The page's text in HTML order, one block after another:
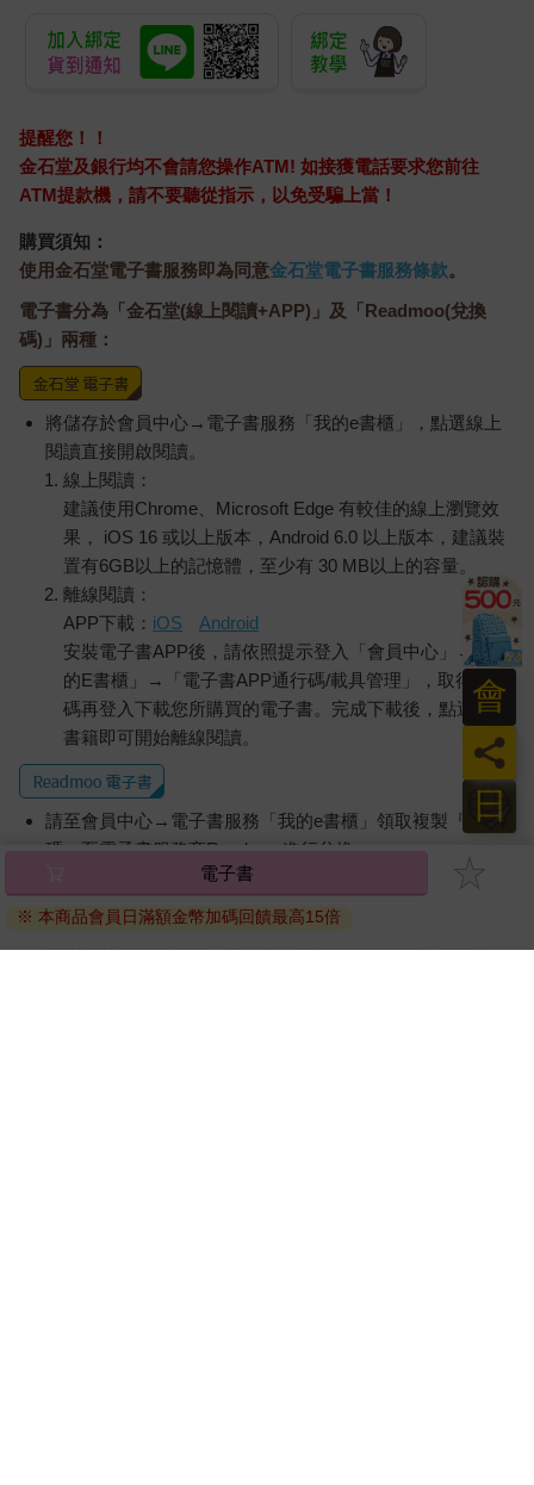
提醒您！！
金石堂及銀行均不會請您操作ATM! 如接獲電話要求您前往
ATM提款機，請不要聽從指示，以免受騙上當！
購買須知：
使用金石堂電子書服務即為同意金石堂電子書服務條款。
電子書分為「金石堂(線上閱讀+APP)」及「Readmoo(兌換
碼)」兩種：
將儲存於會員中心→電子書服務「我的e書櫃」，點選線上
閱讀直接開啟閱讀。
線上閱讀：
建議使用Chrome、Microsoft Edge 有較佳的線上瀏覽效
果， iOS 16 或以上版本，Android 6.0 以上版本，建議裝
置有6GB以上的記憶體，至少有 30 MB以上的容量。
離線閱讀：
APP下載： iOS
Android
安裝電子書APP後，請依照提示登入「會員中心」→「我
的E書櫃」→「電子書APP通行碼/載具管理」，取得通行
碼再登入下載您所購買的電子書。完成下載後，點選任一
書籍即可開始離線閱讀。
請至會員中心→電子書服務「我的e書櫃」領取複製『兌換
碼』至電子書服務商Readmoo進行兌換。
因版權保護，您在金石堂所購買的電子書僅能以金石堂專屬
的閱讀軟體開啟閱讀，無法以其他閱讀器或直接下載檔案。
日
員
會